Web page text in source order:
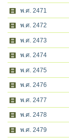
พ.ศ. 2471
พ.ศ. 2472
พ.ศ. 2473
พ.ศ. 2474
พ.ศ. 2475
พ.ศ. 2476
พ.ศ. 2477
พ.ศ. 2478
พ.ศ. 2479